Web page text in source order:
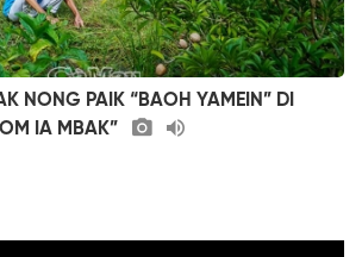
NONG PAIK “BAOH YAMEIN” DI
IA MBAK”